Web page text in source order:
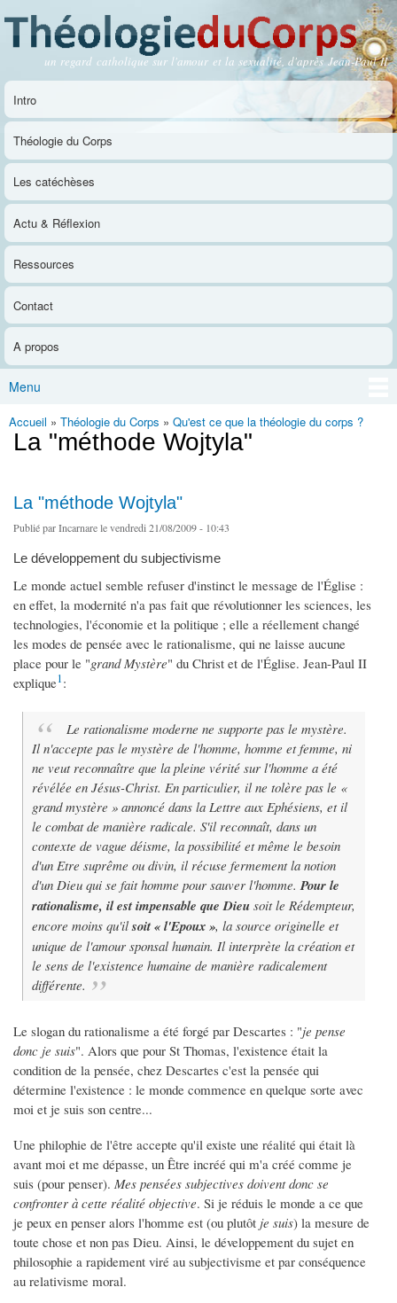
contenu
principal
Théologie du Corps
un regard catholique sur l'amour et la sexualité, d'après Jean-Paul II
Menu principal
Intro
Théologie du Corps
Les catéchèses
Actu & Réflexion
Ressources
Contact
A propos
Menu
Vous êtes ici
Accueil » Théologie du Corps » Qu'est ce que la théologie du corps ?
La "méthode Wojtyla"
La "méthode Wojtyla"
Publié parIncarnarele vendredi 21/08/2009 - 10:43
Le développement du subjectivisme
Le monde actuel semble refuser d'instinct le message de l'Église :
en effet, la modernité n'a pas fait que révolutionner les sciences, les
technologies, l'économie et la politique ; elle a réellement changé
les modes de pensée avec le rationalisme, qui ne laisse aucune
place pour le "grand Mystère" du Christ et de l'Église. Jean-Paul II
explique1:
Le rationalisme moderne ne supporte pas le mystère.
Il n'accepte pas le mystère de l'homme, homme et femme, ni
ne veut reconnaître que la pleine vérité sur l'homme a été
révélée en Jésus-Christ. En particulier, il ne tolère pas le «
grand mystère » annoncé dans la Lettre aux Ephésiens, et il
le combat de manière radicale. S'il reconnaît, dans un
contexte de vague déisme, la possibilité et même le besoin
d'un Etre suprême ou divin, il récuse fermement la notion
d'un Dieu qui se fait homme pour sauver l'homme. Pour le
rationalisme, il est impensable que Dieu soit le Rédempteur,
encore moins qu'il soit « l'Epoux », la source originelle et
unique de l'amour sponsal humain. Il interprète la création et
le sens de l'existence humaine de manière radicalement
différente.
Le slogan du rationalisme a été forgé par Descartes : "je pense
donc je suis". Alors que pour St Thomas, l'existence était la
condition de la pensée, chez Descartes c'est la pensée qui
détermine l'existence : le monde commence en quelque sorte avec
moi et je suis son centre...
Une philophie de l'être accepte qu'il existe une réalité qui était là
avant moi et me dépasse, un Être incréé qui m'a créé comme je
suis (pour penser). Mes pensées subjectives doivent donc se
confronter à cette réalité objective. Si je réduis le monde a ce que
je peux en penser alors l'homme est (ou plutôt je suis) la mesure de
toute chose et non pas Dieu. Ainsi, le développement du sujet en
philosophie a rapidement viré au subjectivisme et par conséquence
au relativisme moral.